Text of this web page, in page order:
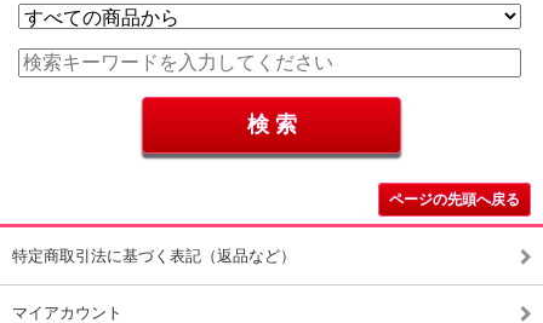
ページの先頭へ戻る
特定商取引法に基づく表記（返品など）
マイアカウント